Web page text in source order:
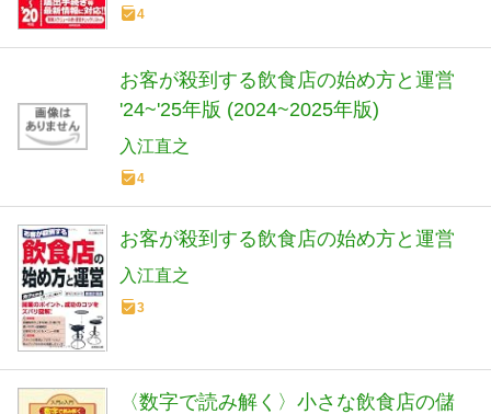
4
お客が殺到する飲食店の始め方と運営
'24~'25年版 (2024~2025年版)
入江直之
4
お客が殺到する飲食店の始め方と運営
入江直之
3
〈数字で読み解く〉小さな飲食店の儲